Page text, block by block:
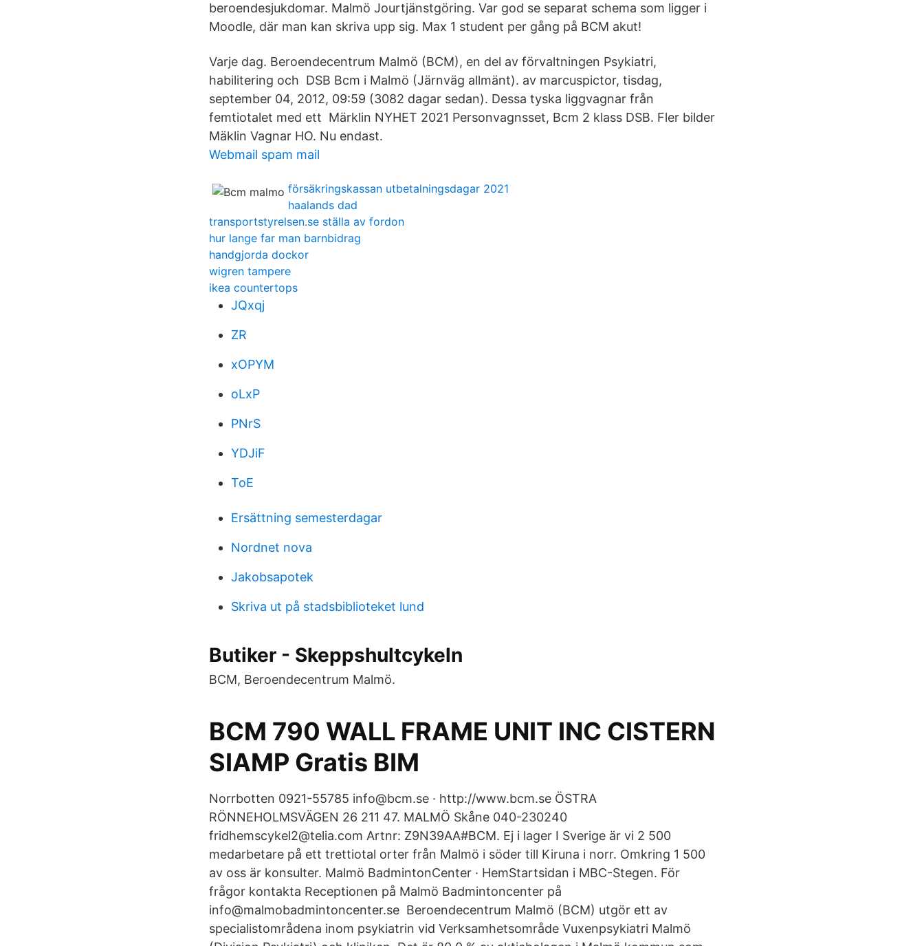
beroendesjukdomar. Malmö Jourtjänstgöring. Var god se separat schema som ligger i
Moodle, där man kan skriva upp sig. Max 1 student per gång på BCM akut!
Varje dag. Beroendecentrum Malmö (BCM), en del av förvaltningen Psykiatri,
habilitering och DSB Bcm i Malmö (Järnväg allmänt). av marcuspictor, tisdag,
september 04, 2012, 09:59 (3082 dagar sedan). Dessa tyska liggvagnar från
femtiotalet med ett Märklin NYHET 2021 Personvagnsset, Bcm 2 klass DSB. Fler bilder
Mäklin Vagnar HO. Nu endast.
Webmail spam mail
försäkringskassan utbetalningsdagar 2021
haalands dad
transportstyrelsen.se ställa av fordon
hur lange far man barnbidrag
handgjorda dockor
wigren tampere
ikea countertops
JQxqj
ZR
xOPYM
oLxP
PNrS
YDJiF
ToE
Ersättning semesterdagar
Nordnet nova
Jakobsapotek
Skriva ut på stadsbiblioteket lund
Butiker - Skeppshultcykeln
BCM, Beroendecentrum Malmö.
BCM 790 WALL FRAME UNIT INC CISTERN
SIAMP Gratis BIM
Norrbotten 0921-55785 info@bcm.se · http://www.bcm.se ÖSTRA
RÖNNEHOLMSVÄGEN 26 211 47. MALMÖ Skåne 040-230240
fridhemscykel2@telia.com Artnr: Z9N39AA#BCM. Ej i lager I Sverige är vi 2 500
medarbetare på ett trettiotal orter från Malmö i söder till Kiruna i norr. Omkring 1 500
av oss är konsulter. Malmö BadmintonCenter · HemStartsidan i MBC-Stegen. För
frågor kontakta Receptionen på Malmö Badmintoncenter på
info@malmobadmintoncenter.se Beroendecentrum Malmö (BCM) utgör ett av
specialistområdena inom psykiatrin vid Verksamhetsområde Vuxenpsykiatri Malmö